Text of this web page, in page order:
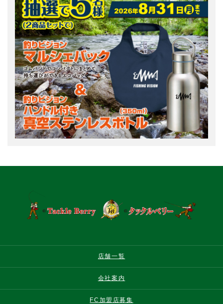
店舗一覧
会社案内
FC加盟店募集